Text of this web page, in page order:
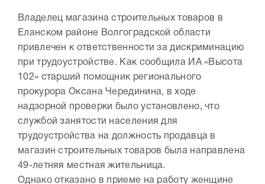
Владелец магазина строительных товаров в
Еланском районе Волгоградской области
привлечен к ответственности за дискриминацию
при трудоустройстве. Как сообщила ИА «Высота
102» старший помощник регионального
прокурора Оксана Черединина, в ходе
надзорной проверки было установлено, что
службой занятости населения для
трудоустройства на должность продавца в
магазин строительных товаров была направлена
49-летняя местная жительница.
Однако отказано в приеме на работу женщине